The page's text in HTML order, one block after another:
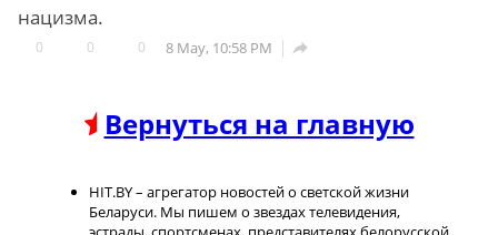
нацизма.
0 0 0 8 May, 10:58 PM 
Вернуться на главную
HIT.BY – агрегатор новостей о светской жизни
Беларуси. Мы пишем о звездах телевидения,